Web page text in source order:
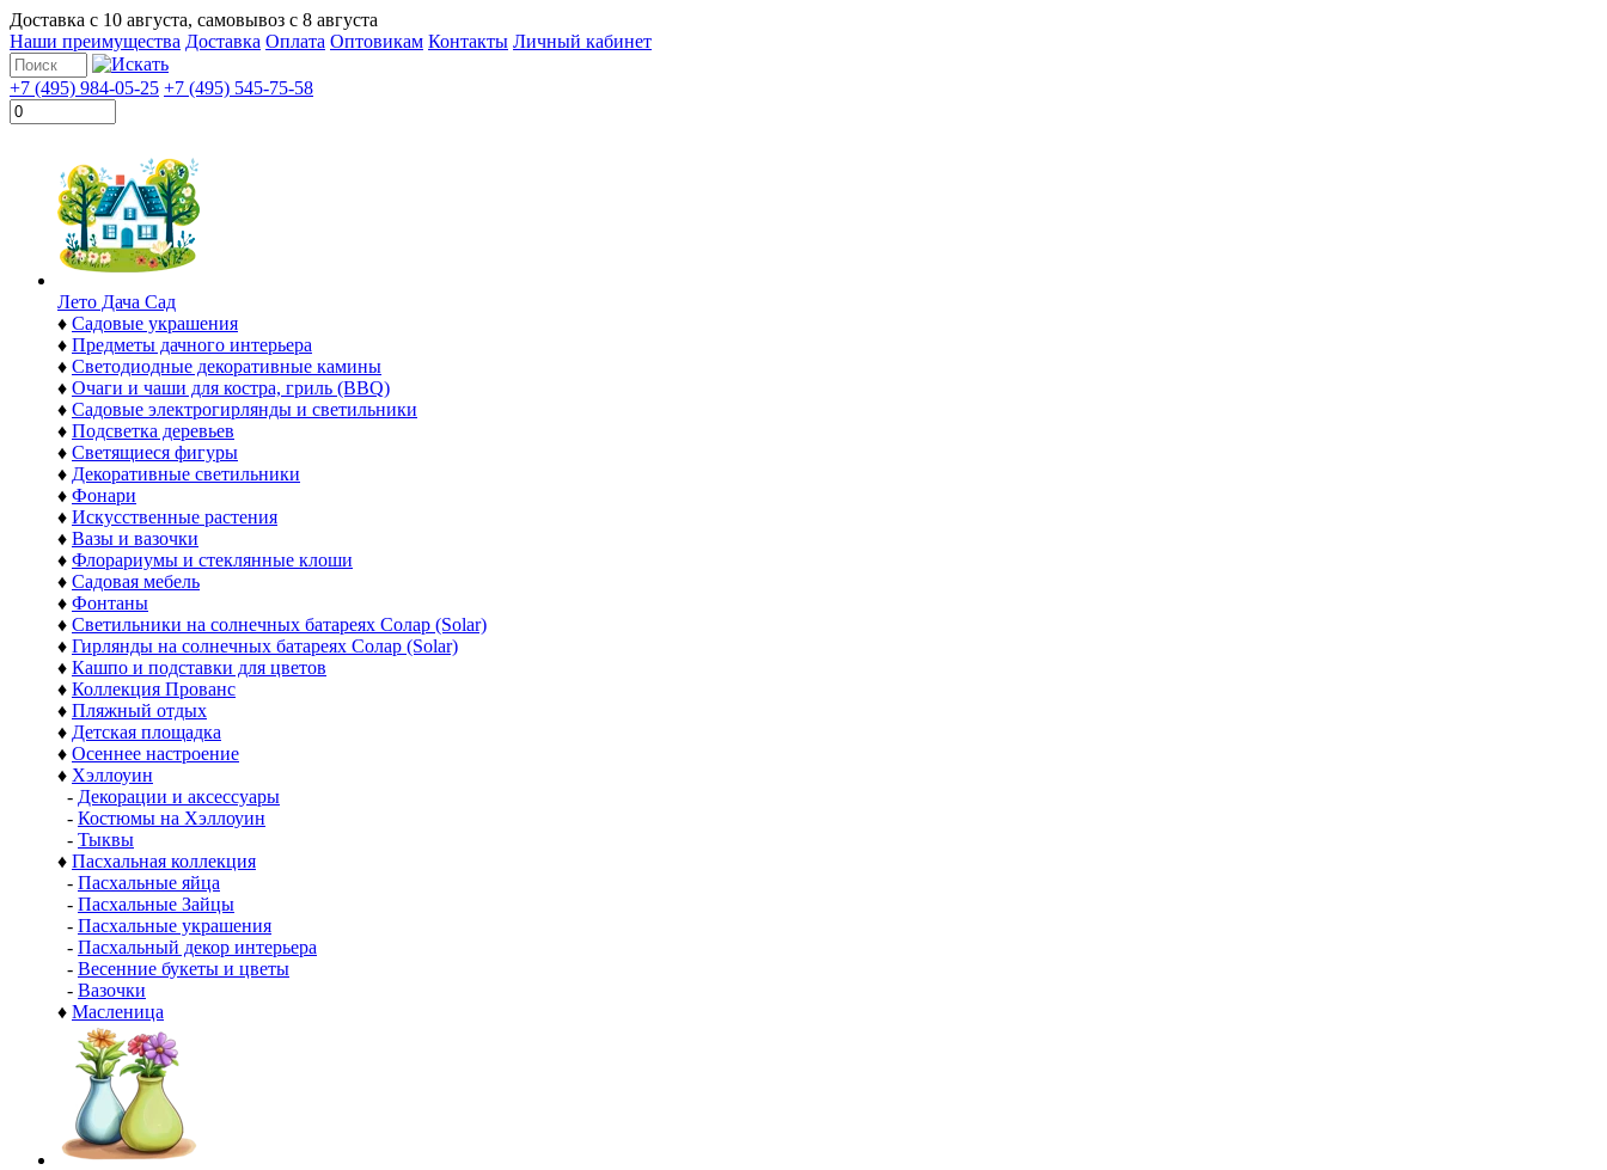
Доставка с 10 августа, самовывоз с 8 августа
Наши преимущества Доставка Оплата Оптовикам Контакты Личный кабинет
+7 (495) 984-05-25 +7 (495) 545-75-58
Лето Дача Сад
♦ Садовые украшения
♦ Предметы дачного интерьера
♦ Светодиодные декоративные камины
♦ Очаги и чаши для костра, гриль (BBQ)
♦ Садовые электрогирлянды и светильники
♦ Подсветка деревьев
♦ Светящиеся фигуры
♦ Декоративные светильники
♦ Фонари
♦ Искусственные растения
♦ Вазы и вазочки
♦ Флорариумы и стеклянные клоши
♦ Садовая мебель
♦ Фонтаны
♦ Светильники на солнечных батареях Солар (Solar)
♦ Гирлянды на солнечных батареях Солар (Solar)
♦ Кашпо и подставки для цветов
♦ Коллекция Прованс
♦ Пляжный отдых
♦ Детская площадка
♦ Осеннее настроение
♦ Хэллоуин
- Декорации и аксессуары
- Костюмы на Хэллоуин
- Тыквы
♦ Пасхальная коллекция
- Пасхальные яйца
- Пасхальные Зайцы
- Пасхальные украшения
- Пасхальный декор интерьера
- Весенние букеты и цветы
- Вазочки
♦ Масленица